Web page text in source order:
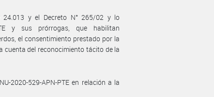
24.013 y el Decreto N° 265/02 y lo
y sus prórrogas, que habilitan
el consentimiento prestado por la
cuenta del reconocimiento tácito de la
2020-529-APN-PTE en relación a la